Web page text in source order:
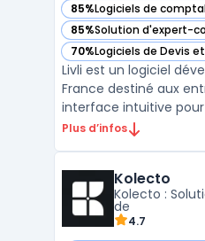
85%Logiciels de
— voir Livli dans cette
85%Solution d'expert-
— voir Livli dans cette
70%Logiciels de Devis
— voir Livli dans cette
Livli est un logiciel
France destiné aux
interface intuitive
gérer les factures et
propose une
Plus d’infos
Kolecto
Kolecto :
de
4.7